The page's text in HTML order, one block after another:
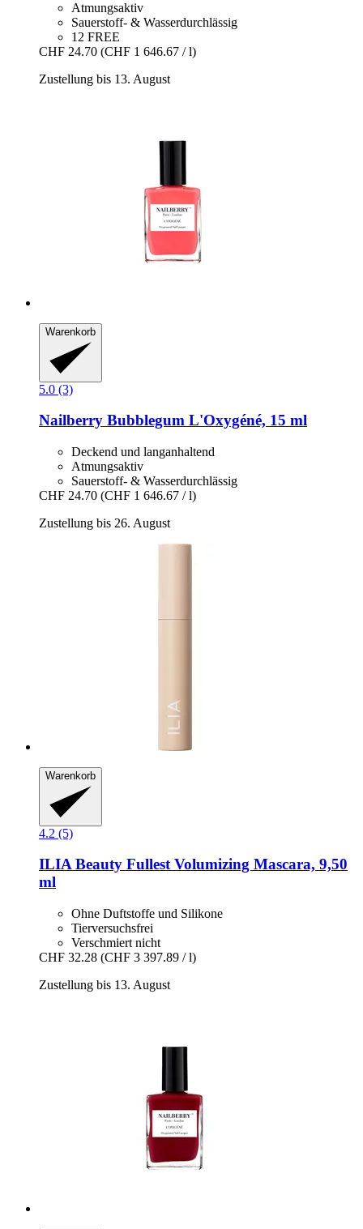
Atmungsaktiv
Sauerstoff- & Wasserdurchlässig
12 FREE
CHF 24.70 (CHF 1 646.67 / l)
Zustellung bis 13. August
Warenkorb
5.0 (3)
Nailberry Bubblegum L'Oxygéné, 15 ml
Deckend und langanhaltend
Atmungsaktiv
Sauerstoff- & Wasserdurchlässig
CHF 24.70 (CHF 1 646.67 / l)
Zustellung bis 26. August
Warenkorb
4.2 (5)
ILIA Beauty Fullest Volumizing Mascara, 9,50
ml
Ohne Duftstoffe und Silikone
Tierversuchsfrei
Verschmiert nicht
CHF 32.28 (CHF 3 397.89 / l)
Zustellung bis 13. August